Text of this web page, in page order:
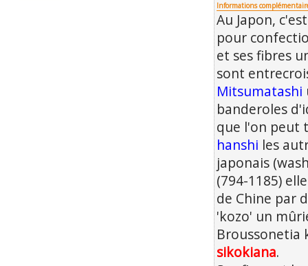
Informations
Au Japon,
pour
et ses fibres
sont
Mitsumatashi
banderoles
que l'on peut
hanshi les
japonais
(794-1185)
de Chine par
'kozo' un
Broussonetia
sikokiana.